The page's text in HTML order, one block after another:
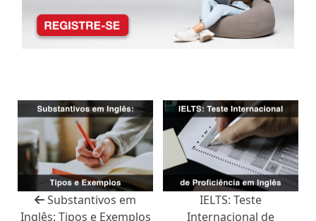
Substantivos em
Inglês: Tipos e Exemplos
IELTS: Teste
Internacional de